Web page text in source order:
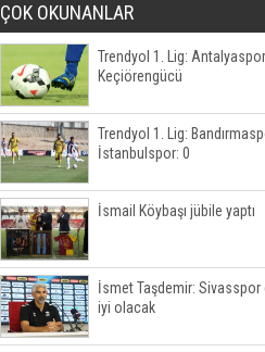
ÇOK OKUNANLAR
Trendyol 1. Lig:
Keçiörengücü
Trendyol 1. Lig:
İstanbulspor: 0
İsmail Köybaşı jübile yaptı
İsmet Taşdemir: Sivasspor
iyi olacak